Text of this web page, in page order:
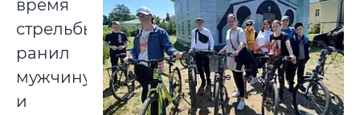
время
стрельбы
ранил
мужчину
и